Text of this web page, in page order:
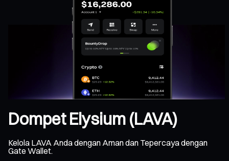
Dompet Elysium (LAVA)
Kelola LAVA Anda dengan Aman dan Tepercaya dengan
Gate Wallet.